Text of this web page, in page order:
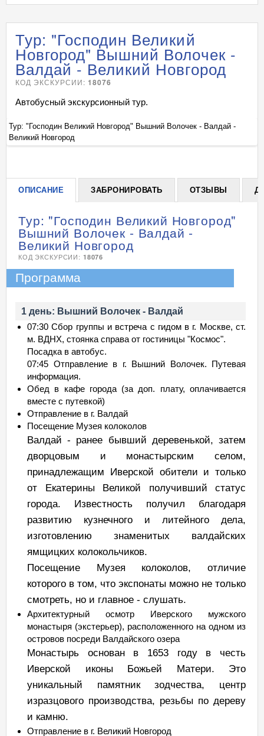
Тур: "Господин Великий
Новгород" Вышний Волочек -
Валдай - Великий Новгород
КОД ЭКСКУРСИИ: 18076
Автобусный экскурсионный тур.
+
Тур: "Господин Великий Новгород" Вышний Волочек - Валдай -
Великий Новгород
ОПИСАНИЕ ЗАБРОНИРОВАТЬ ОТЗЫВЫ
Тур: "Господин Великий Новгород"
Вышний Волочек - Валдай -
Великий Новгород
КОД ЭКСКУРСИИ: 18076
Программа
1 день: Вышний Волочек - Валдай
07:30 Сбор группы и встреча с гидом в г. Москве, ст.
м. ВДНХ, стоянка справа от гостиницы "Космос".
Посадка в автобус.
07:45 Отправление в г. Вышний Волочек. Путевая
информация.
Обед в кафе города (за доп. плату, оплачивается
вместе с путевкой)
Отправление в г. Валдай
Посещение Музея колоколов
Валдай - ранее бывший деревенькой, затем
дворцовым и монастырским селом,
принадлежащим Иверской обители и только
от Екатерины Великой получивший статус
города. Известность получил благодаря
развитию кузнечного и литейного дела,
изготовлению знаменитых валдайских
ямщицких колокольчиков.
Посещение Музея колоколов, отличие
которого в том, что экспонаты можно не только
смотреть, но и главное - слушать.
Архитектурный осмотр Иверского мужского
монастыря (экстерьер), расположенного на одном из
островов посреди Валдайского озера
Монастырь основан в 1653 году в честь
Иверской иконы Божьей Матери. Это
уникальный памятник зодчества, центр
изразцового производства, резьбы по дереву
и камню.
Отправление в г. Великий Новгород